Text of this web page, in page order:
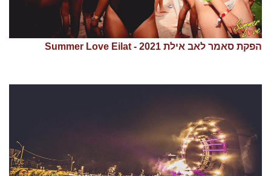
הפקת סאמר לאב אילת 2021 - Summer Love Eilat